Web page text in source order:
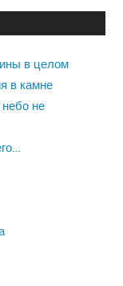
в целом
в камне
не